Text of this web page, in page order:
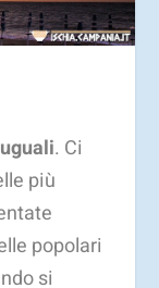
. Ci
più
popolari
si